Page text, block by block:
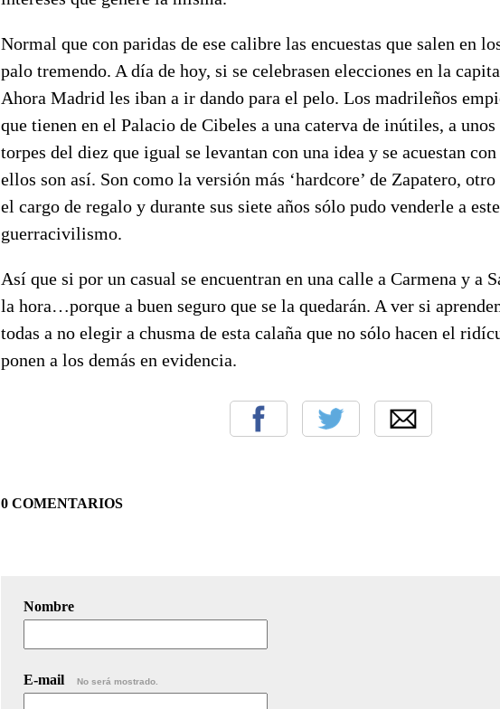
Normal que con paridas de ese calibre las encuestas que salen en
palo tremendo. A día de hoy, si se celebrasen elecciones en la
Ahora Madrid les iban a ir dando para el pelo. Los madrileños
que tienen en el Palacio de Cibeles a una caterva de inútiles, a unos
torpes del diez que igual se levantan con una idea y se acuestan
ellos son así. Son como la versión más ‘hardcore’ de Zapatero,
el cargo de regalo y durante sus siete años sólo pudo venderle a
guerracivilismo.
Así que si por un casual se encuentran en una calle a Carmena y a
la hora…porque a buen seguro que se la quedarán. A ver si
todas a no elegir a chusma de esta calaña que no sólo hacen el
ponen a los demás en evidencia.
0 COMENTARIOS
Nombre
E-mail No será mostrado.